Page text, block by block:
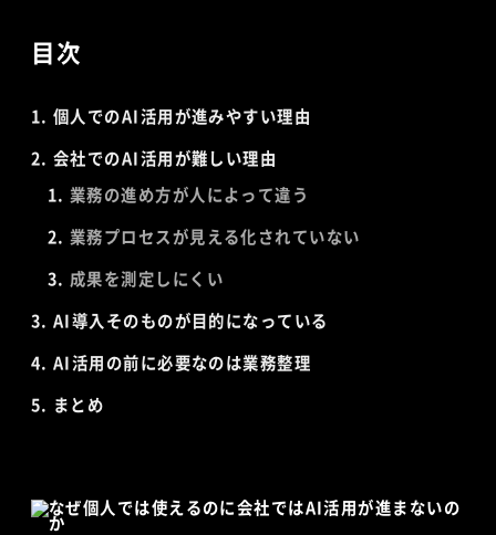
目次
個人でのAI活用が進みやすい理由
会社でのAI活用が難しい理由
業務の進め方が人によって違う
業務プロセスが見える化されていない
成果を測定しにくい
AI導入そのものが目的になっている
AI活用の前に必要なのは業務整理
まとめ